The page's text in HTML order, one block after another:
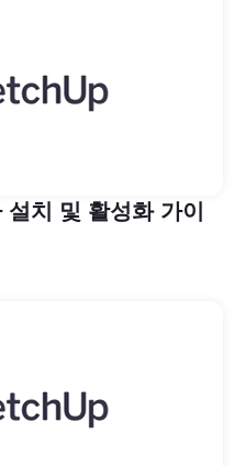
치 및 활성화 가이